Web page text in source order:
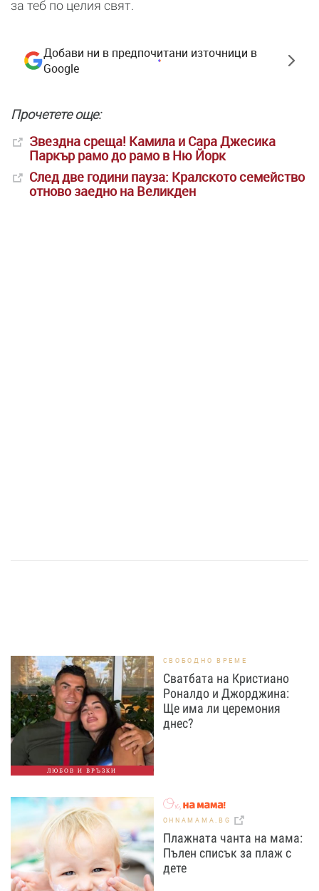
за теб по целия свят.
Добави ни в предпочитани източници в
Google
Прочетете още:
Звездна среща! Камила и Сара Джесика
Паркър рамо до рамо в Ню Йорк
След две години пауза: Кралското семейство
отново заедно на Великден
ЛЮБОВ И ВРЪЗКИ
СВОБОДНО ВРЕМЕ
Сватбата на Кристиано
Роналдо и Джорджина:
Ще има ли церемония
днес?
OHNAMAMA.BG
Плажната чанта на мама:
Пълен списък за плаж с
дете